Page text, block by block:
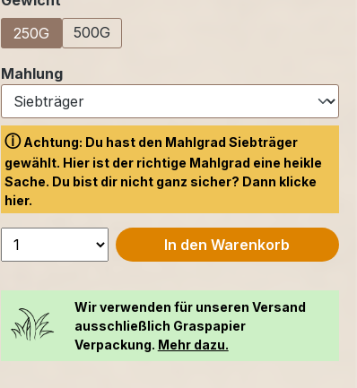
250G
500G
Mahlungauswählen
ⓘAchtung: Du hast den Mahlgrad Siebträger
gewählt. Hier ist der richtige Mahlgrad eine heikle
Sache. Du bist dir nicht ganz sicher? Dann klicke
hier.
In den Warenkorb
Wir verwenden für unseren Versand
ausschließlich Graspapier
Verpackung. Mehr dazu.